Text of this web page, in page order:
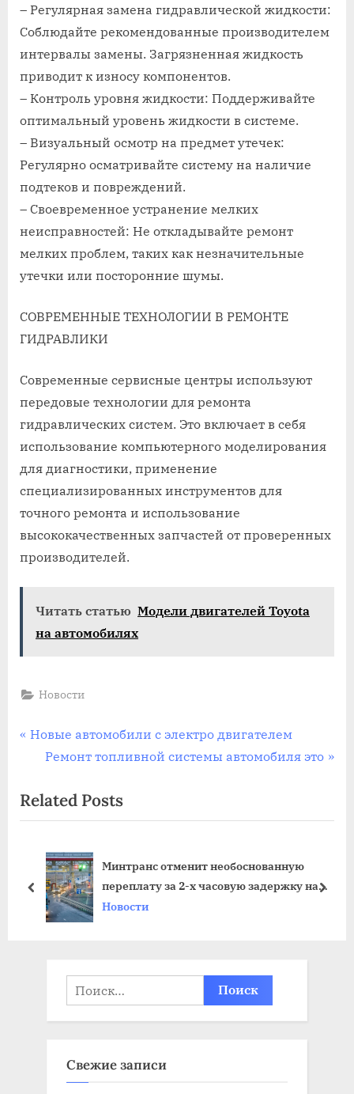
– Регулярная замена гидравлической жидкости:
Соблюдайте рекомендованные производителем
интервалы замены. Загрязненная жидкость
приводит к износу компонентов.
– Контроль уровня жидкости: Поддерживайте
оптимальный уровень жидкости в системе.
– Визуальный осмотр на предмет утечек:
Регулярно осматривайте систему на наличие
подтеков и повреждений.
– Своевременное устранение мелких
неисправностей: Не откладывайте ремонт
мелких проблем, таких как незначительные
утечки или посторонние шумы.
СОВРЕМЕННЫЕ ТЕХНОЛОГИИ В РЕМОНТЕ
ГИДРАВЛИКИ
Современные сервисные центры используют
передовые технологии для ремонта
гидравлических систем. Это включает в себя
использование компьютерного моделирования
для диагностики, применение
специализированных инструментов для
точного ремонта и использование
высококачественных запчастей от проверенных
производителей.
Читать статью Модели двигателей Toyota
на автомобилях
Новости
Навигация
записям
P
v
i
s
Новые автомобили с электро двигателем
N
x
t
o
s
t
Ремонт топливной системы автомобиля это
Related Posts
Минтранс отменит необоснованную
переплату за 2-х часовую задержку на
трассе М-11
Новости
prev next
Найти:
Свежие записи